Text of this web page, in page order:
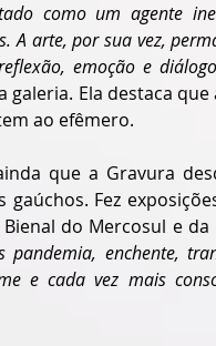
como um agente
A arte, por sua vez,
emoção e
galeria. Ela destaca
ao efêmero.
que a Gravura
Fez
do Mercosul e da
pandemia, enchente,
e cada vez mais